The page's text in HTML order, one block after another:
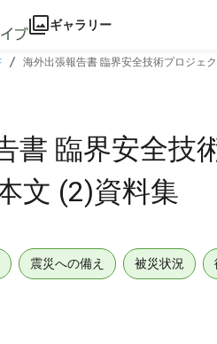
ギャラリー
海外出張報告書 臨界安全技術プロジェ
書 臨界安全技
文 (2)資料集
震災への備え 被災状況